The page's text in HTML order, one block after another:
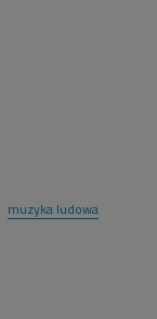
muzyka ludowa